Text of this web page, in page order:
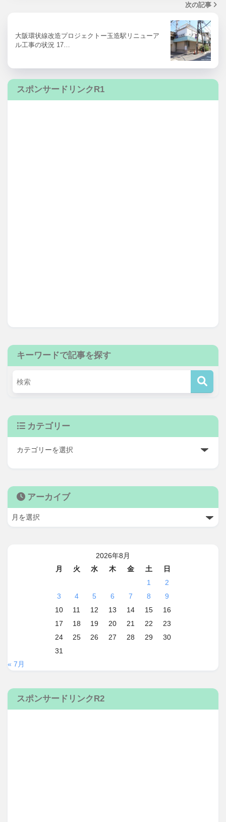
次の記事
大阪環状線改造プロジェクトー玉造駅リニューア
ル工事の状況 17…
スポンサードリンクR1
キーワードで記事を探す
カテゴリー
アーカイブ
2026年8月
月
火 水 木 金 土
日
1
2
3
4 5 6 7 8
9
10
11 12 13 14 15
16
17
18 19 20 21 22
23
24
25 26 27 28 29
30
31
« 7月
スポンサードリンクR2